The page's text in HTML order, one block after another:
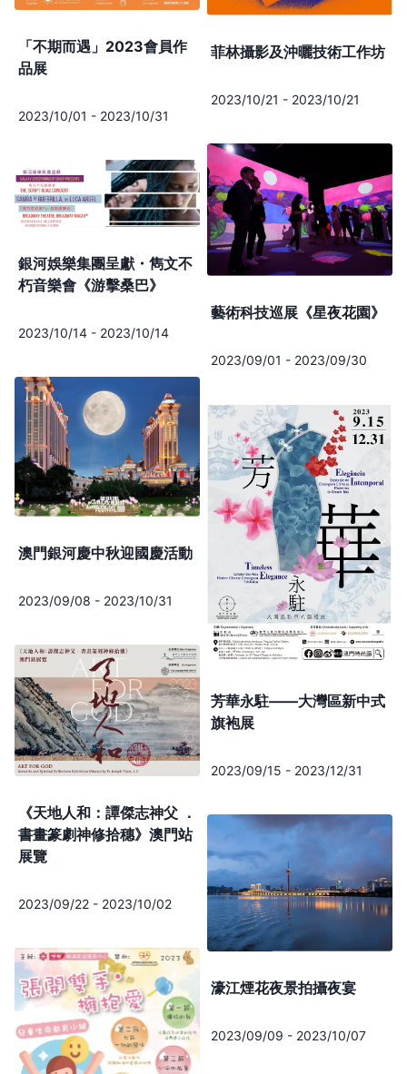
「不期而遇」2023會員作
品展
2023/10/01 - 2023/10/31
銀河娛樂集團呈獻・雋文不
朽音樂會《游擊桑巴》
2023/10/14 - 2023/10/14
澳門銀河慶中秋迎國慶活動
2023/09/08 - 2023/10/31
《天地人和：譚傑志神父 ．
書畫篆劇神修拾穗》澳門站
展覽
2023/09/22 - 2023/10/02
菲林攝影及沖曬技術工作坊
2023/10/21 - 2023/10/21
藝術科技巡展《星夜花園》
2023/09/01 - 2023/09/30
芳華永駐——大灣區新中式
旗袍展
2023/09/15 - 2023/12/31
濠江煙花夜景拍攝夜宴
2023/09/09 - 2023/10/07